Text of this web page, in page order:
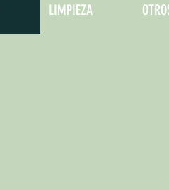
LIMPIEZA